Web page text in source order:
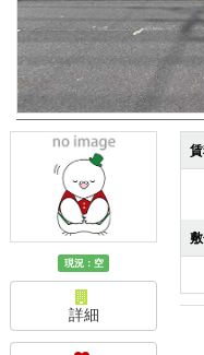
現況：空
詳細